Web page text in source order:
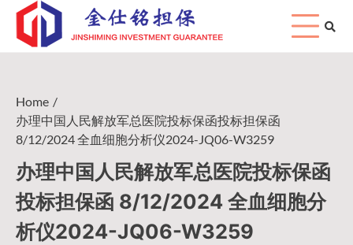
Skip
content
Home
办理中国人民解放军总医院投标保函投标担保函
8/12/2024 全血细胞分析仪2024-JQ06-W3259
办理中国人民解放军总医院投标保函
投标担保函 8/12/2024 全血细胞分
析仪2024-JQ06-W3259